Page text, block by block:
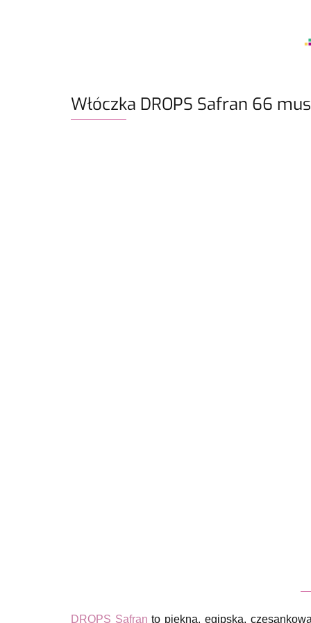
Włóczka DROPS Safran 66
DROPS Safran to piękna, egipska,